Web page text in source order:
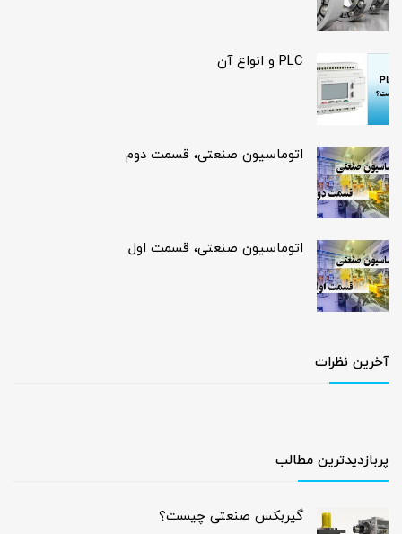
PLC و انواع آن
اتوماسیون صنعتی، قسمت دوم
اتوماسیون صنعتی، قسمت اول
آخرین نظرات
پربازدیدترین مطالب
گیربکس صنعتی چیست؟